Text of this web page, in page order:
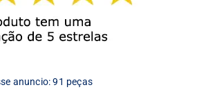
ser
na
anuncio: 91 peças